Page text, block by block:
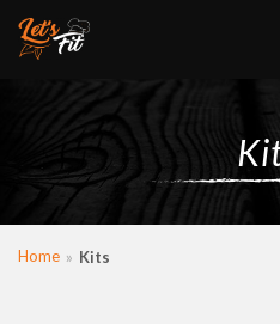
Home Kits